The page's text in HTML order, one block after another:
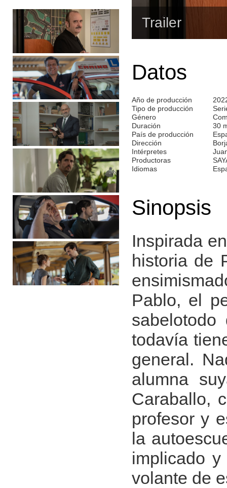
Trailer
Datos
Año de producción
Tipo de producción
Género
Duración
30
País de producción
Dirección
Intérpretes
Productoras
Idiomas
Sinopsis
Inspirada
historia de
Pablo, el
todavía
general.
alumna
Caraballo,
profesor y
la
implicado
volante de